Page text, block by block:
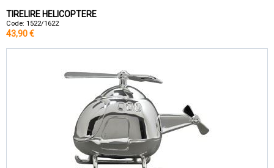
TIRELIRE HELICOPTERE
Code: 1522/1622
43,90 €